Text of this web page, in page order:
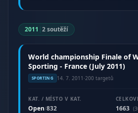
2011 |2 soutěží
World championship Finale of
Sporting - France (July 2011)
SPORTING 14. 7. 2011 ·200 targetů
KAT. / MÍSTO V KAT.
Open/832 1663